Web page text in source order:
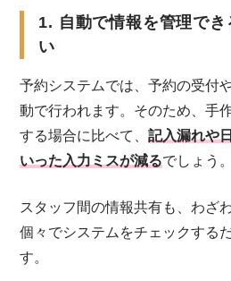
1. 自動で情報を管理で
い
予約システムでは、予約の受付
動で行われます。そのため、手
する場合に比べて、記入漏れや
いった入力ミスが減るでしょう。
スタッフ間の情報共有も、わざ
個々でシステムをチェックする
す。